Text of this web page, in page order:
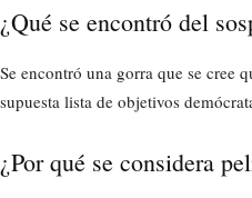
¿Qué se encontró del
Se encontró una gorra que se cree
supuesta lista de objetivos
¿Por qué se considera